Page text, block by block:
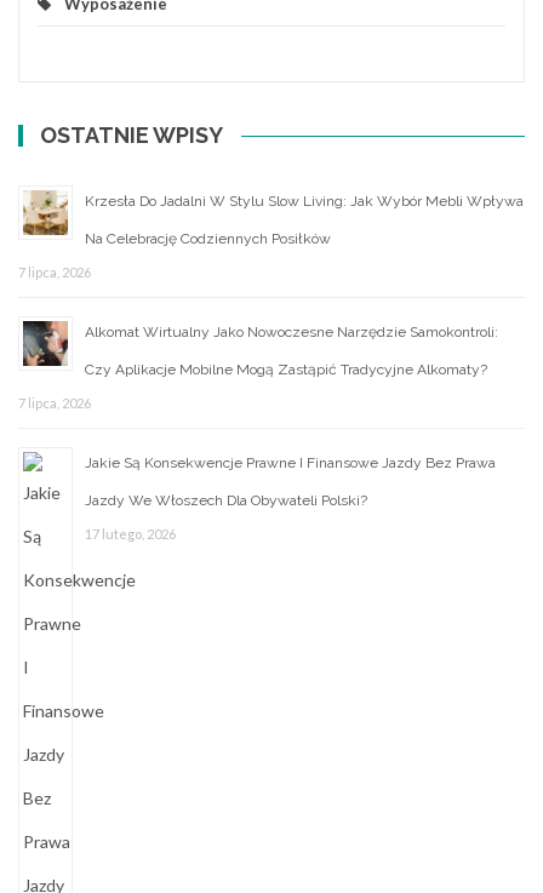
OSTATNIE WPISY
Krzesła Do Jadalni W Stylu Slow Living: Jak Wybór Mebli Wpływa
Na Celebrację Codziennych Posiłków
7 lipca, 2026
Alkomat Wirtualny Jako Nowoczesne Narzędzie Samokontroli:
Czy Aplikacje Mobilne Mogą Zastąpić Tradycyjne Alkomaty?
7 lipca, 2026
Jakie Są Konsekwencje Prawne I Finansowe Jazdy Bez Prawa
Jazdy We Włoszech Dla Obywateli Polski?
17 lutego, 2026